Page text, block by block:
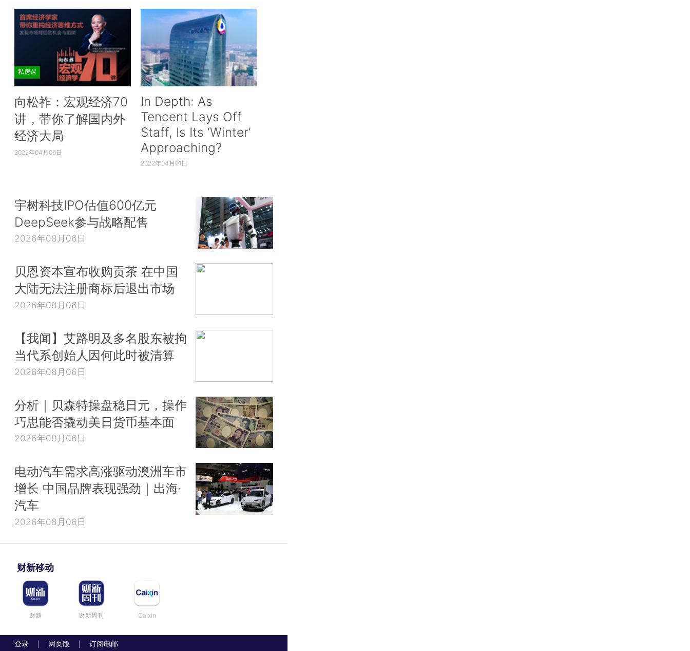
私房课
向松祚：宏观经济70
讲，带你了解国内外
经济大局
2022年04月06日
In Depth: As
Tencent Lays Off
Staff, Is Its ‘Winter’
Approaching?
2022年04月01日
宇树科技IPO估值600亿元
DeepSeek参与战略配售
2026年08月06日
贝恩资本宣布收购贡茶 在中国
大陆无法注册商标后退出市场
2026年08月06日
【我闻】艾路明及多名股东被拘
当代系创始人因何此时被清算
2026年08月06日
分析｜贝森特操盘稳日元，操作
巧思能否撬动美日货币基本面
2026年08月06日
电动汽车需求高涨驱动澳洲车市
增长 中国品牌表现强劲｜出海·
汽车
2026年08月06日
财新移动
财新 财新周刊 Caixin
登录 网页版 订阅电邮